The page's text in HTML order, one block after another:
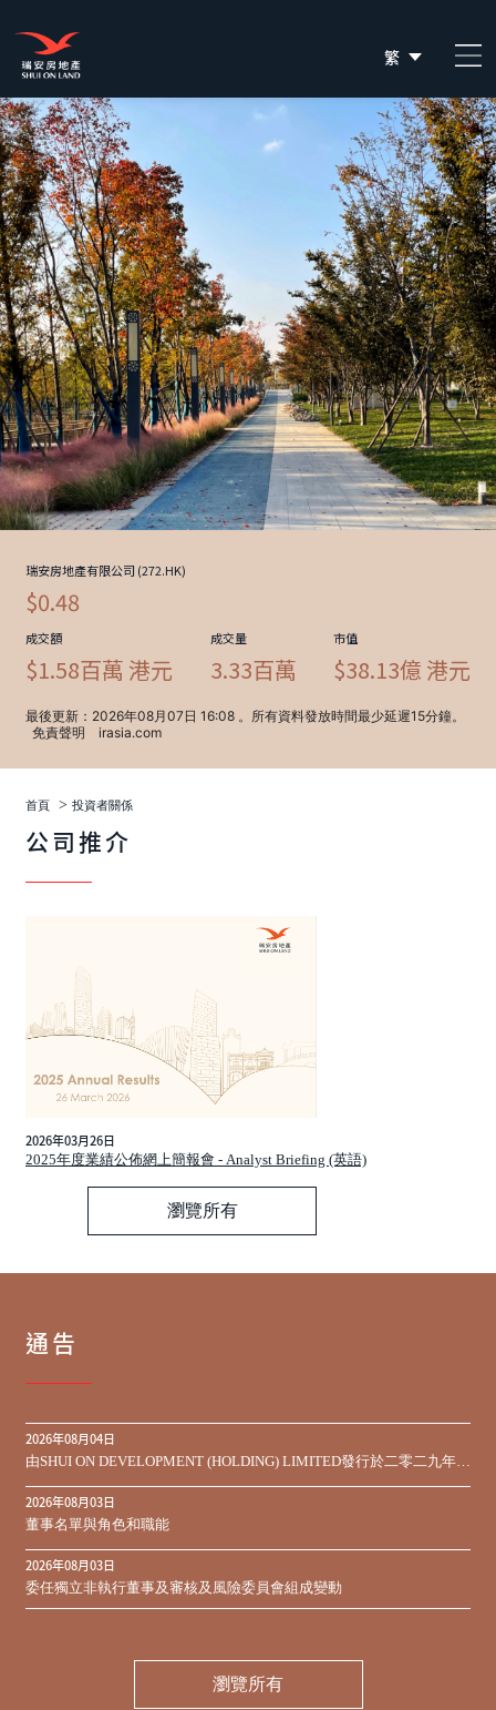
繁
简
EN
首頁 > 投資者關係
公司推介
2026年03月26日
2025年度業績公佈網上簡報會 - Analyst Briefing (英語)
瀏覽所有
通告
2026年08月04日
由SHUI ON DEVELOPMENT (HOLDING) LIMITED發行於二零二九年到
期之450,000,000美元9.75%優先票據之同意徵求於屆滿期限前收到的
同意結果
2026年08月03日
董事名單與角色和職能
2026年08月03日
委任獨立非執行董事及審核及風險委員會組成變動
瀏覽所有